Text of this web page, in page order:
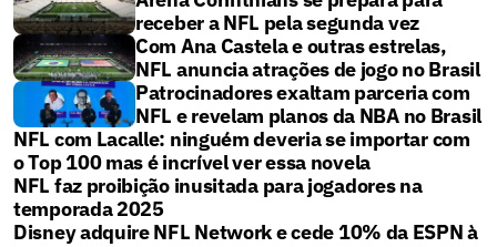
receber a NFL pela segunda vez
Com Ana Castela e outras estrelas,
NFL anuncia atrações de jogo no Brasil
Patrocinadores exaltam parceria com
NFL e revelam planos da NBA no Brasil
NFL com Lacalle: ninguém deveria se importar com
o Top 100 mas é incrível ver essa novela
NFL faz proibição inusitada para jogadores na
temporada 2025
Disney adquire NFL Network e cede 10% da ESPN à